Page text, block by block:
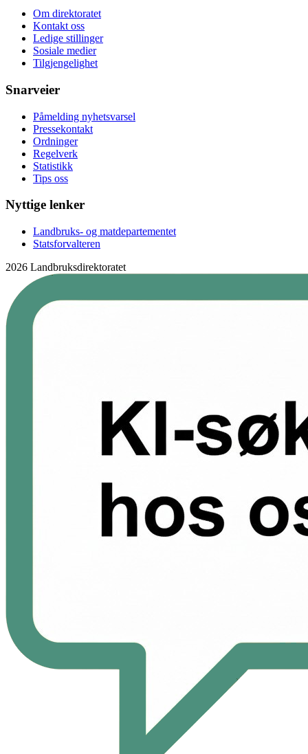
Om direktoratet
Kontakt oss
Ledige stillinger
Sosiale medier
Tilgjengelighet
Snarveier
Påmelding nyhetsvarsel
Pressekontakt
Ordninger
Regelverk
Statistikk
Tips oss
Nyttige lenker
Landbruks- og matdepartementet
Statsforvalteren
2026 Landbruksdirektoratet